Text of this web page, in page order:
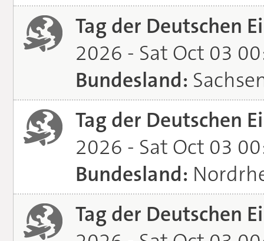
Tag der Deutschen
2026 - Sat Oct 03
Bundesland:
Tag der Deutschen
2026 - Sat Oct 03
Bundesland:
Tag der Deutschen